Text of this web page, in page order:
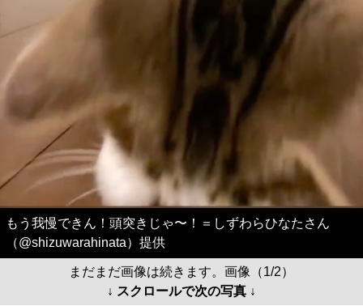
もう我慢できん！頭突きじゃ〜！＝しずわらひなたさん
（@shizuwarahinata）提供
まだまだ画像は続きます。画像（1/2）
↓ スクロールで次の写真 ↓